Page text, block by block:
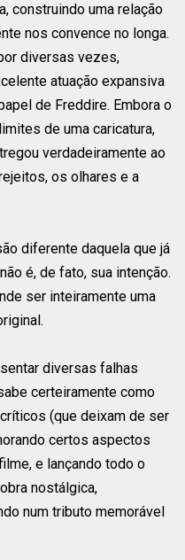
construindo uma relação
nos convence no longa.
diversas vezes,
atuação expansiva
de Freddire. Embora o
de uma caricatura,
verdadeiramente ao
os olhares e a
diferente daquela que já
é, de fato, sua intenção.
ser inteiramente uma
diversas falhas
certeiramente como
(que deixam de ser
certos aspectos
e lançando todo o
nostálgica,
num tributo memorável